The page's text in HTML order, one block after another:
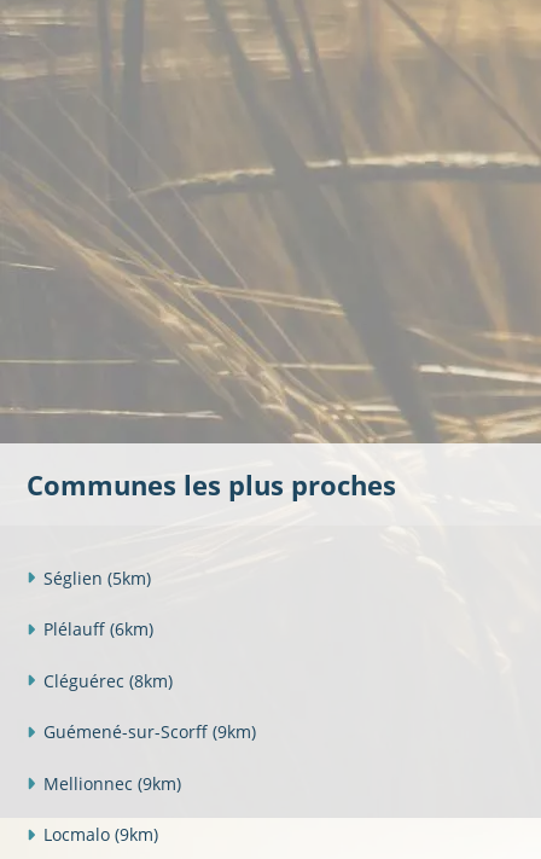
Communes les plus proches
Séglien (5km)
Plélauff (6km)
Cléguérec (8km)
Guémené-sur-Scorff (9km)
Mellionnec (9km)
Locmalo (9km)